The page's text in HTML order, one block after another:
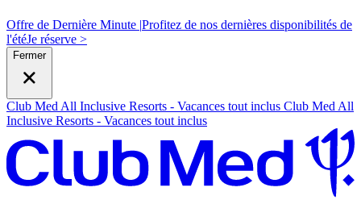
Offre de Dernière Minute |Profitez de nos dernières disponibilités de
l'étéJe réserve >
Fermer
Club Med All Inclusive Resorts - Vacances tout inclus Club Med All
Inclusive Resorts - Vacances tout inclus